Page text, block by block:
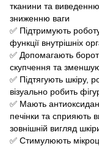
тканини та
зниженню ваги
✅ Підтримують
функції внутрішніх
✅ Допомагають
скупчення та
✅ Підтягують шкіру,
візуально робить
✅ Мають
печінки та сприяють
зовнішній вигляд
✅ Стимулюють